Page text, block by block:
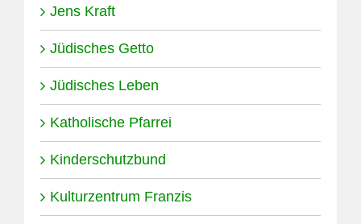
Jens Kraft
Jüdisches Getto
Jüdisches Leben
Katholische Pfarrei
Kinderschutzbund
Kulturzentrum Franzis